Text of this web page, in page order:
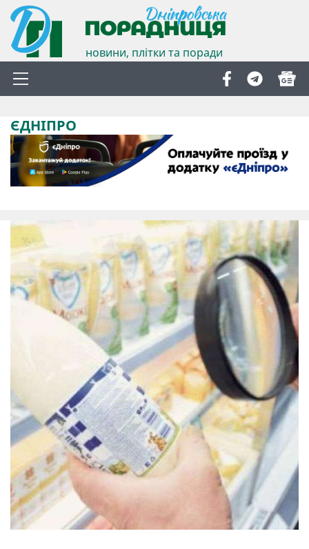
новини, плітки та поради
ЄДНІПРО